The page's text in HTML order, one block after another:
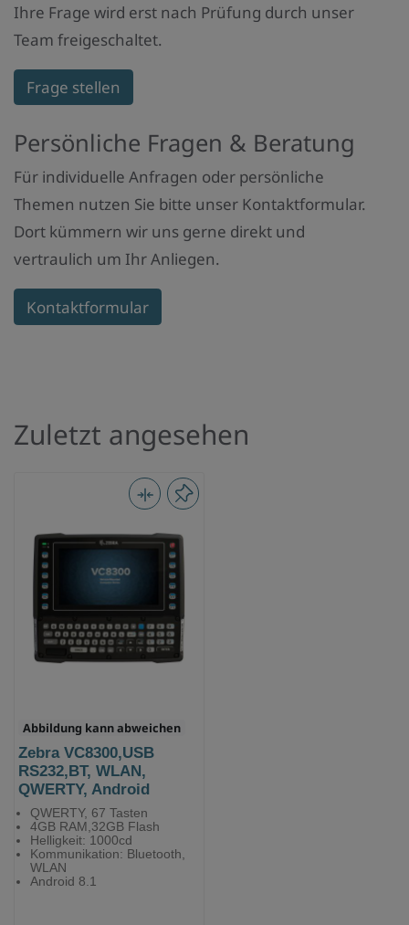
Ihre Frage wird erst nach Prüfung durch unser
Team freigeschaltet.
Frage stellen
Persönliche Fragen & Beratung
Für individuelle Anfragen oder persönliche
Themen nutzen Sie bitte unser Kontaktformular.
Dort kümmern wir uns gerne direkt und
vertraulich um Ihr Anliegen.
Kontaktformular
Zuletzt angesehen
Abbildung kann abweichen
Zebra VC8300,USB
RS232,BT, WLAN,
QWERTY, Android
QWERTY, 67 Tasten
4GB RAM,32GB Flash
Helligkeit: 1000cd
Kommunikation: Bluetooth,
WLAN
Android 8.1